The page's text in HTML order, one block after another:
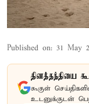
Published on: 31 May
தினத்தந்தியை
கூகுள்
உடனுக்குடன்